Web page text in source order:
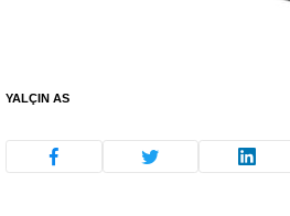
YALÇIN AS